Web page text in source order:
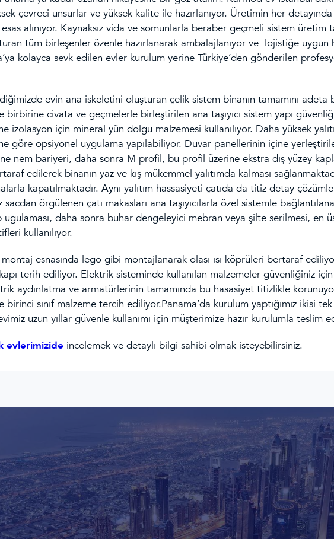
çevreci unsurlar ve yüksek kalite ile hazırlanıyor. Üretimin her
alınıyor. Kaynaksız vida ve somunlarla beraber geçmeli sistem üretim
tüm birleşenler özenle hazırlanarak ambalajlanıyor ve lojistiğe
kolayca sevk edilen evler kurulum yerine Türkiye’den gönderilen
evin ana iskeletini oluşturan çelik sistem binanın tamamını
birbirine civata ve geçmelerle birleştirilen ana taşıyıcı sistem yapı
izolasyon için mineral yün dolgu malzemesi kullanılıyor. Daha yüksek
göre opsiyonel uygulama yapılabiliyor. Duvar panellerinin içine
nem bariyeri, daha sonra M profil, bu profil üzerine ekstra dış yüzey
edilerek binanın yaz ve kış mükemmel yalıtımda kalması
kapatılmaktadır. Aynı yalıtım hassasiyeti çatıda da titiz detay
örgülenen çatı makasları ana taşıyıcılarla özel sistemle
daha sonra buhar dengeleyici mebran veya şilte serilmesi, en
kullanılıyor.
esnasında lego gibi montajlanarak olası ısı köprüleri bertaraf
terih ediliyor. Elektrik sisteminde kullanılan malzemeler güvenliğiniz
aydınlatma ve armatürlerinin tamamında bu hasasiyet titizlikle
sınıf malzeme tercih ediliyor.Panama’da kurulum yaptığımız ikisi
uzun yıllar güvenle kullanımı için müşterimize hazır kurulumla teslim
evlerimizide incelemek ve detaylı bilgi sahibi olmak isteyebilirsiniz.